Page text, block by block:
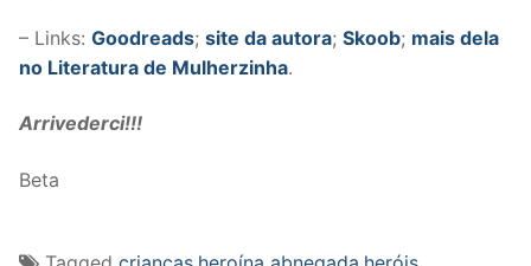
– Links: Goodreads; site da autora; Skoob; mais dela
no Literatura de Mulherzinha.
Arrivederci!!!
Beta